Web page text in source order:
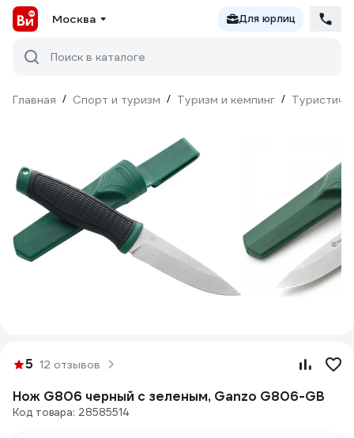
Москва Для юрлиц
Поиск в каталоге
Главная / Спорт и туризм / Туризм и кемпинг /
5 12 отзывов
Нож G806 черный c зеленым, Ganzo G806-GB
Код товара: 28585514